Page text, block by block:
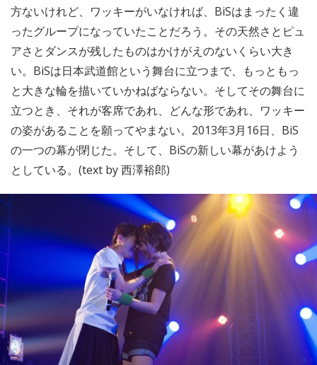
方ないけれど、ワッキーがいなければ、BiSはまったく違
ったグループになっていたことだろう。その天然さとピュ
アさとダンスが残したものはかけがえのないくらい大き
い。BiSは日本武道館という舞台に立つまで、もっともっ
と大きな輪を描いていかねばならない。そしてその舞台に
立つとき、それが客席であれ、どんな形であれ、ワッキー
の姿があることを願ってやまない。2013年3月16日、BiS
の一つの幕が閉じた。そして、BiSの新しい幕があけよう
としている。(text by 西澤裕郎)